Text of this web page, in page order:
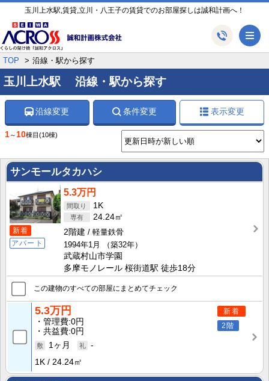
玉川上水駅,賃貸,立川・八王子の賃貸でのお部屋探しは誠和計画へ！
TOP 沿線・駅から探す
玉川上水駅 沿線・駅から探す
沿線変更 条件変更 表示変更
1～10棟目 (10棟)
サンモールタカハシ
新着
アパート
5.3万円
1K
24.24㎡
2階建
軽量鉄骨
1994年1月
（築32年）
武蔵村山市学園
多摩モノレール 桜街道駅 徒歩18分
この建物のすべての部屋にまとめてチェック
新着
2階
5.3万円
管理費 0円
共益費 0円
1ヶ月
-
1K
24.24㎡